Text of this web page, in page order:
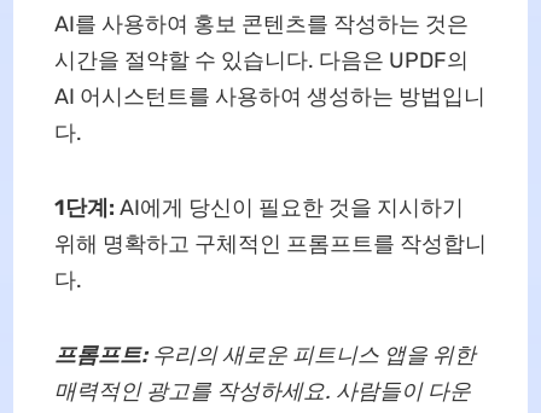
AI를 사용하여 홍보 콘텐츠를 작성하는 것은
시간을 절약할 수 있습니다. 다음은 UPDF의
AI 어시스턴트를 사용하여 생성하는 방법입니
다.
1단계: AI에게 당신이 필요한 것을 지시하기
위해 명확하고 구체적인 프롬프트를 작성합니
다.
프롬프트:우리의 새로운 피트니스 앱을 위한
매력적인 광고를 작성하세요. 사람들이 다운